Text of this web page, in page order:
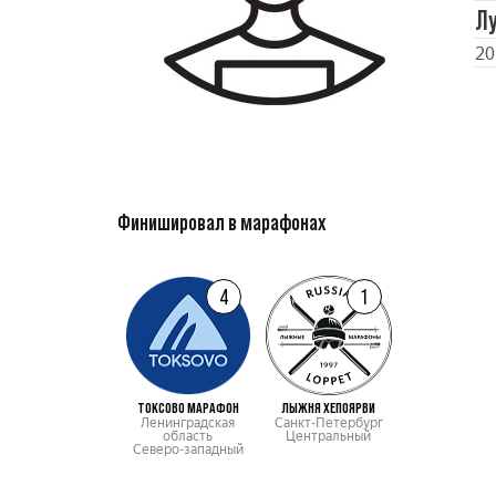
Финишировал в марафонах
4
ТОКСОВО МАРАФОН
Ленинградская
область
Северо-западный
1
ЛЫЖНЯ ХЕПОЯРВИ
Санкт-Петербург
Центральный